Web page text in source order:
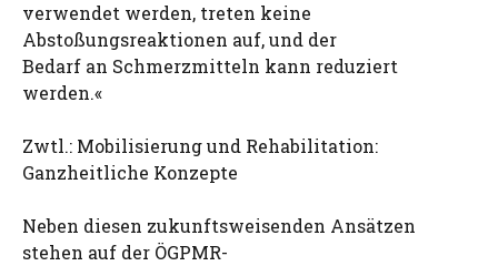
verwendet werden, treten keine
Abstoßungsreaktionen auf, und der
Bedarf an Schmerzmitteln kann reduziert
werden.«
Zwtl.: Mobilisierung und Rehabilitation:
Ganzheitliche Konzepte
Neben diesen zukunftsweisenden Ansätzen
stehen auf der ÖGPMR-